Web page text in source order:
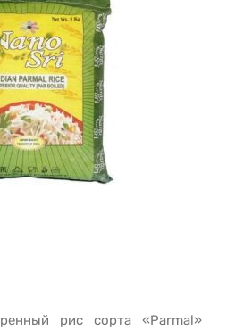
рис сорта «Parmal»